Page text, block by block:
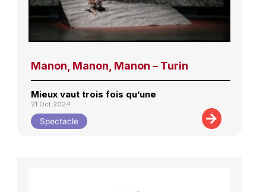
Manon, Manon, Manon – Turin
Mieux vaut trois fois qu’une
21 Oct 2024
Spectacle